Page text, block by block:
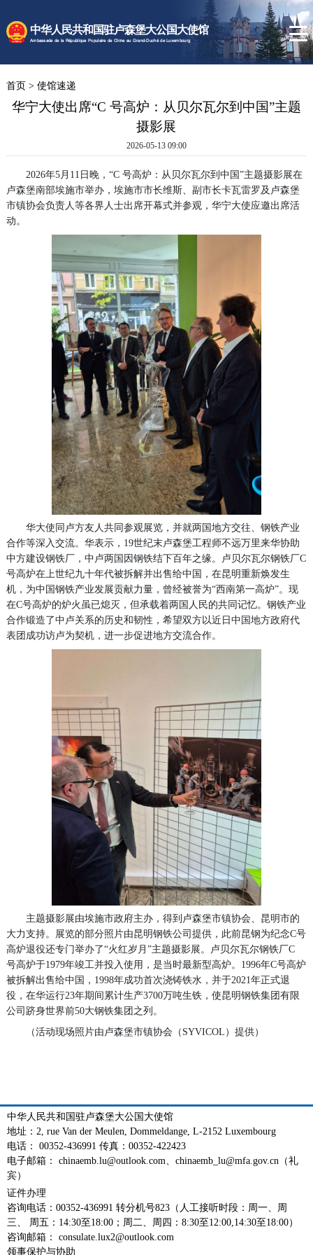
中华人民共和国驻卢森堡大公国大使馆
Ambassade de la République Populaire de Chine au Grand-Duché de Luxembourg
使馆速递
卢森堡概况
首页 > 使馆速递
华宁大使出席“C 号高炉：从贝尔瓦尔到中国”主题
摄影展
2026-05-13 09:00
2026年5月11日晚，“C 号高炉：从贝尔瓦尔到中国”主题摄影展在
卢森堡南部埃施市举办，埃施市市长维斯、副市长卡瓦雷罗及卢森堡
市镇协会负责人等各界人士出席开幕式并参观，华宁大使应邀出席活
动。
华大使同卢方友人共同参观展览，并就两国地方交往、钢铁产业
合作等深入交流。华表示，19世纪末卢森堡工程师不远万里来华协助
中方建设钢铁厂，中卢两国因钢铁结下百年之缘。卢贝尔瓦尔钢铁厂C
号高炉在上世纪九十年代被拆解并出售给中国，在昆明重新焕发生
机，为中国钢铁产业发展贡献力量，曾经被誉为“西南第一高炉”。现
在C号高炉的炉火虽已熄灭，但承载着两国人民的共同记忆。钢铁产业
合作锻造了中卢关系的历史和韧性，希望双方以近日中国地方政府代
表团成功访卢为契机，进一步促进地方交流合作。
主题摄影展由埃施市政府主办，得到卢森堡市镇协会、昆明市的
大力支持。展览的部分照片由昆明钢铁公司提供，此前昆钢为纪念C号
高炉退役还专门举办了“火红岁月”主题摄影展。卢贝尔瓦尔钢铁厂C
号高炉于1979年竣工并投入使用，是当时最新型高炉。1996年C号高炉
被拆解出售给中国，1998年成功首次浇铸铁水，并于2021年正式退
役，在华运行23年期间累计生产3700万吨生铁，使昆明钢铁集团有限
公司跻身世界前50大钢铁集团之列。
（活动现场照片由卢森堡市镇协会（SYVICOL）提供）
中华人民共和国驻卢森堡大公国大使馆
地址：2, rue Van der Meulen, Dommeldange, L-2152 Luxembourg
电话： 00352-436991 传真：00352-422423
电子邮箱： chinaemb.lu@outlook.com、chinaemb_lu@mfa.gov.cn（礼
宾）
证件办理
咨询电话：00352-436991 转分机号823（人工接听时段：周一、周
三、 周五：14:30至18:00；周二、周四：8:30至12:00,14:30至18:00）
咨询邮箱： consulate.lux2@outlook.com
领事保护与协助